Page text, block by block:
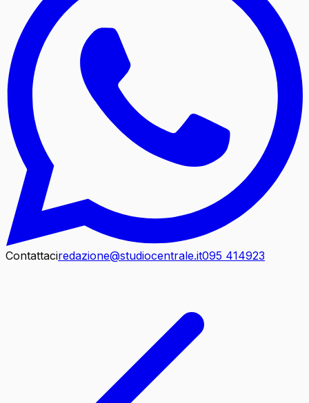
Contattaciredazione@studiocentrale.it095 414923